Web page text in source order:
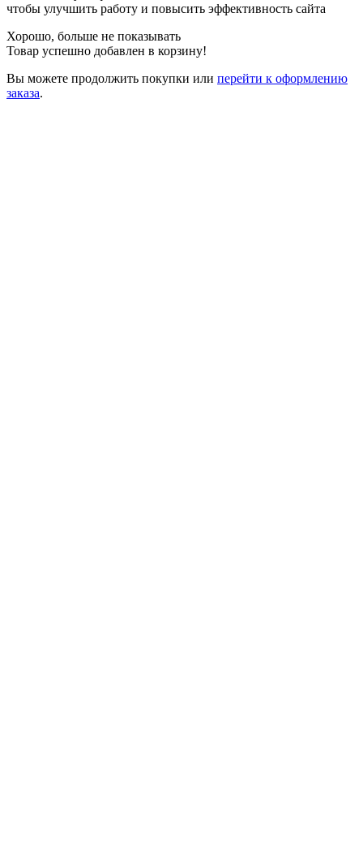
чтобы улучшить работу и повысить эффективность сайта
Хорошо, больше не показывать
Товар успешно добавлен в корзину!
Вы можете продолжить покупки или перейти к оформлению
заказа.